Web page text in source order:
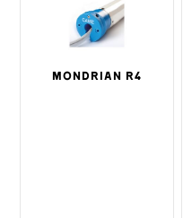
MONDRIAN R4